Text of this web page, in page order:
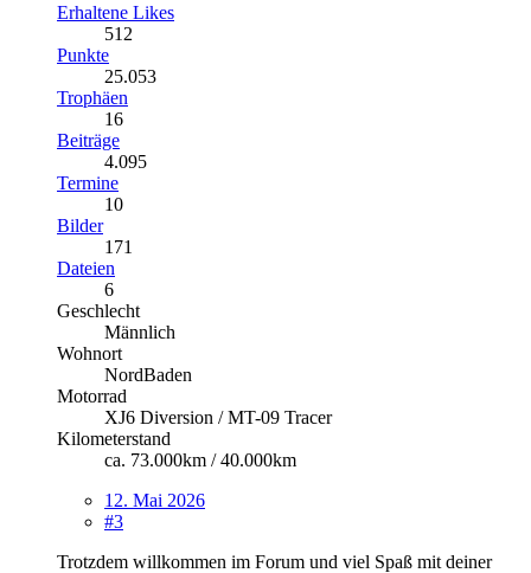
Erhaltene Likes
512
Punkte
25.053
Trophäen
16
Beiträge
4.095
Termine
10
Bilder
171
Dateien
6
Geschlecht
Männlich
Wohnort
NordBaden
Motorrad
XJ6 Diversion / MT-09 Tracer
Kilometerstand
ca. 73.000km / 40.000km
12. Mai 2026
#3
Trotzdem willkommen im Forum und viel Spaß mit deiner